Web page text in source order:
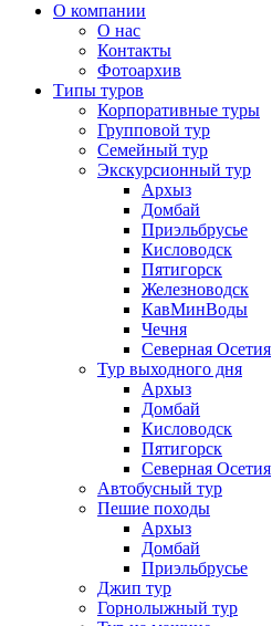
О компании
О нас
Контакты
Фотоархив
Типы туров
Корпоративные туры
Групповой тур
Семейный тур
Экскурсионный тур
Архыз
Домбай
Приэльбрусье
Кисловодск
Пятигорск
Железноводск
КавМинВоды
Чечня
Северная Осетия
Тур выходного дня
Архыз
Домбай
Кисловодск
Пятигорск
Северная Осетия
Автобусный тур
Пешие походы
Архыз
Домбай
Приэльбрусье
Джип тур
Горнолыжный тур